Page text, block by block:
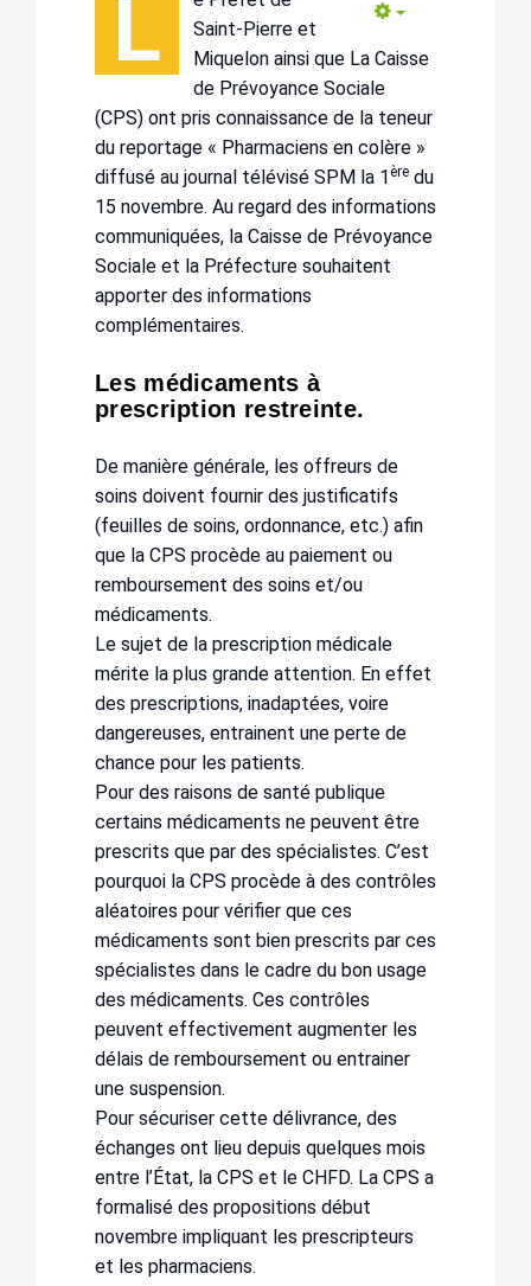
L
Saint-Pierre et
Miquelon ainsi que La Caisse
de Prévoyance Sociale
(CPS) ont pris connaissance de la teneur
du reportage « Pharmaciens en colère »
diffusé au journal télévisé SPM la 1 ère du
15 novembre. Au regard des informations
communiquées, la Caisse de Prévoyance
Sociale et la Préfecture souhaitent
apporter des informations
complémentaires.
Les médicaments à
prescription restreinte.
De manière générale, les offreurs de
soins doivent fournir des justificatifs
(feuilles de soins, ordonnance, etc.) afin
que la CPS procède au paiement ou
remboursement des soins et/ou
médicaments.
Le sujet de la prescription médicale
mérite la plus grande attention. En effet
des prescriptions, inadaptées, voire
dangereuses, entrainent une perte de
chance pour les patients.
Pour des raisons de santé publique
certains médicaments ne peuvent être
prescrits que par des spécialistes. C’est
pourquoi la CPS procède à des contrôles
aléatoires pour vérifier que ces
médicaments sont bien prescrits par ces
spécialistes dans le cadre du bon usage
des médicaments. Ces contrôles
peuvent effectivement augmenter les
délais de remboursement ou entrainer
une suspension.
Pour sécuriser cette délivrance, des
échanges ont lieu depuis quelques mois
entre l’État, la CPS et le CHFD. La CPS a
formalisé des propositions début
novembre impliquant les prescripteurs
et les pharmaciens.